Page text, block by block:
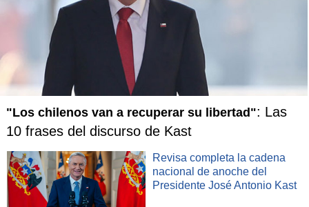
Con estos tres nuevos módulos, Bibliometro suma
presencia en
24 estacionesde la red de Metro. Salazar
confirma que ya están en conversaciones para incorporarse
Línea 3
En tanto, han decidido expandirse más allá de la red del
Metro para prestar sus servicios en hospitales como el San
José en Santiago y el de Putaendo en Valparaíso.
"Nos
imaginamos llegando instalar módulos en estaciones
de trenes en el sur y hasta en el aeropuerto" , dice la
directora del proyecto.
"Los chilenos van a recuperar su libertad": Las
10 frases del discurso de Kast
Revisa completa la cadena
nacional de anoche del
Presidente José Antonio Kast